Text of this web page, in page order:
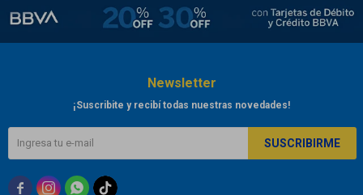
Newsletter
¡Suscribite y recibí todas nuestras novedades!
SUSCRIBIRME
  